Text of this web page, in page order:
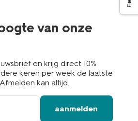
van onze
en krijg direct 10%
keren per week de laatste
kan altijd.
aanmelden